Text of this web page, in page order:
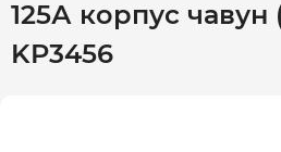
125А корпус чавун
KP3456